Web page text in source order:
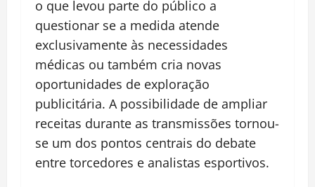
o que levou parte do público a
questionar se a medida atende
exclusivamente às necessidades
médicas ou também cria novas
oportunidades de exploração
publicitária. A possibilidade de ampliar
receitas durante as transmissões tornou-
se um dos pontos centrais do debate
entre torcedores e analistas esportivos.